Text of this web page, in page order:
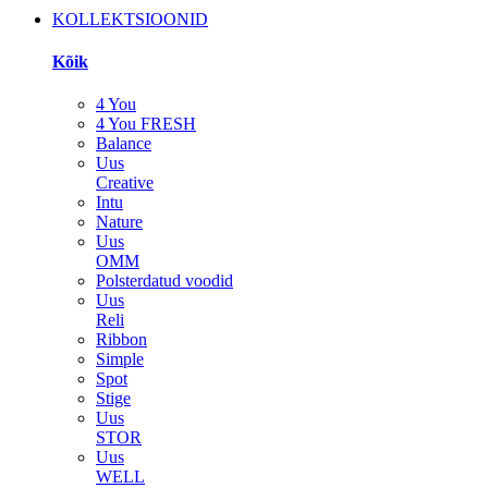
KOLLEKTSIOONID
Kõik
4 You
4 You FRESH
Balance
Uus
Creative
Intu
Nature
Uus
OMM
Polsterdatud voodid
Uus
Reli
Ribbon
Simple
Spot
Stige
Uus
STOR
Uus
WELL